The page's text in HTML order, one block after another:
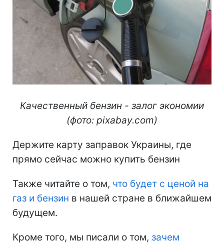
Качественный бензин - залог экономии
(фото: pixabay.com)
Держите карту заправок Украины, где
прямо сейчас можно купить бензин
Также читайте о том, что будет с ценой на
газ и бензин в нашей стране в ближайшем
будущем.
Кроме того, мы писали о том, зачем